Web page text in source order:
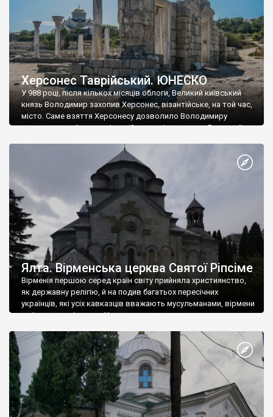
Херсонес Таврійський. ЮНЕСКО
У 988 році, після кількох місяців облоги, Великий київський
князь Володимир захопив Херсонес, візантійське, на той час,
місто. Саме взяття Херсонесу дозволило Володимиру
диктувати свої умови візантійському імператору Василю ІІ, та
Херсонесі Володимир-язичник, став Василем-християнином.
А потім було Хрещення Русі. На честь Херсонесу Таврійського
Ялта. Вірменська церква Святої Ріпсіме
Вірменія першою серед країн світу прийняла християнство,
як державну релігію, й на подив багатьох пересічних
українців, які усіх кавказців вважають мусульманами, вірмени
є відданими вірянами Христа